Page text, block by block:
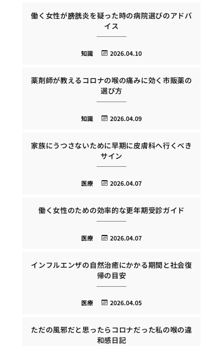
働く女性が膀胱炎を疑った時の病院選びのアドバ
イス
2026.04.10
知識
薬剤師が教えるコロナの喉の痛みに効く市販薬の
選び方
2026.04.09
知識
家族にうつさないために早期に皮膚科へ行くべき
サイン
2026.04.07
医療
働く女性のための効率的な更年期受診ガイド
2026.04.07
医療
インフルエンザの自然治癒にかかる期間と社会復
帰の目安
2026.04.05
医療
ただの風邪だと思ったらコロナだった私の喉の違
和感日記